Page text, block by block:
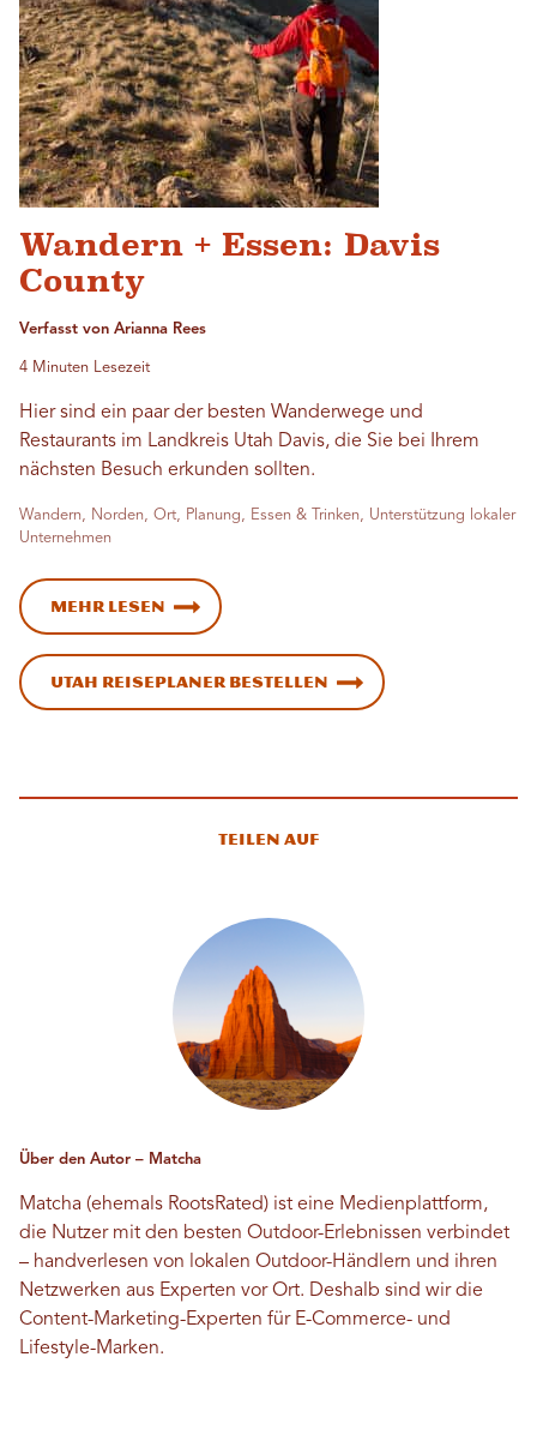
Wandern + Essen: Davis
County
Verfasst von Arianna Rees
4 Minuten Lesezeit
Hier sind ein paar der besten Wanderwege und
Restaurants im Landkreis Utah Davis, die Sie bei Ihrem
nächsten Besuch erkunden sollten.
Wandern, Norden, Ort, Planung, Essen & Trinken, Unterstützung lokaler
Unternehmen
Mehr lesen
Utah Reiseplaner bestellen
Teilen auf
Über den Autor – Matcha
Matcha (ehemals RootsRated) ist eine Medienplattform,
die Nutzer mit den besten Outdoor-Erlebnissen verbindet
– handverlesen von lokalen Outdoor-Händlern und ihren
Netzwerken aus Experten vor Ort. Deshalb sind wir die
Content-Marketing-Experten für E-Commerce- und
Lifestyle-Marken.